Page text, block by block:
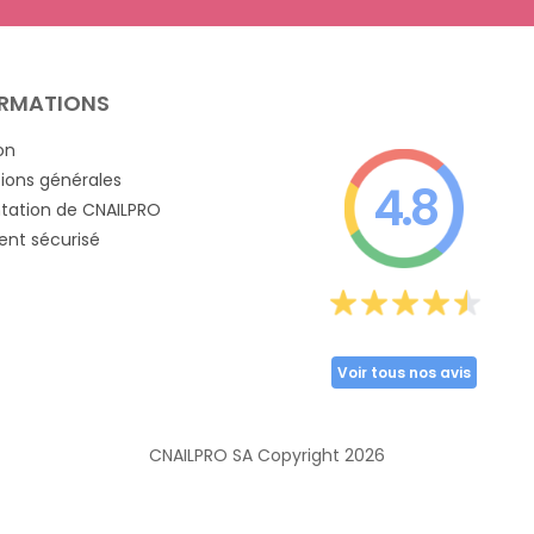
générales
de CNAILPRO
sécurisé
4.8
Voir tous nos avis
CNAILPRO SA Copyright 2026